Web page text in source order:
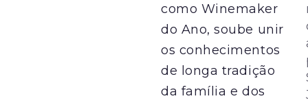
como Winemaker
do Ano, soube unir
os conhecimentos
de longa tradição
da família e dos